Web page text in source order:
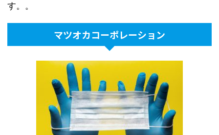
す。。
マツオカコーポレーション